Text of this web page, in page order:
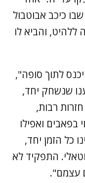
כיכב אבוטבול
ללהיט, והביא לו
לתוך סופה",
שנשחק יחד,
רבות,
בפאבים ואפילו
כל הזמן יחד,
התפקיד לא
עצמם".